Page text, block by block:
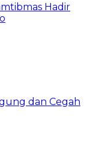
Hadir
dan Cegah